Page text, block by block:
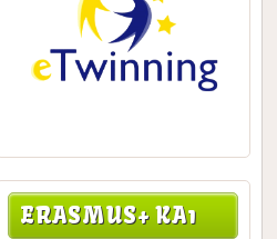
ERASMUS+ KA1